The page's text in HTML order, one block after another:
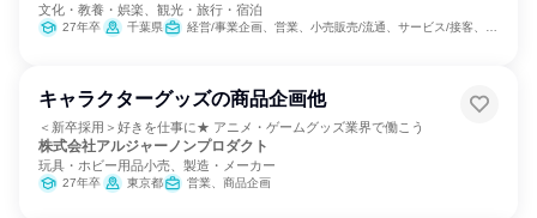
文化・教養・娯楽、観光・旅行・宿泊
27年卒 千葉県 経営/事業企画、営業、小売販売/流通、サービス/接客、SCM/生産管理/購買/物流、経理/税務/財務、人事、法務/知財、IT、組織運営管理・公務員・事務系職種、商品企画、マーケティング・広告・宣伝
キャラクターグッズの商品企画他
＜新卒採用＞好きを仕事に★ アニメ・ゲームグッズ業界で働こう
株式会社アルジャーノンプロダクト
玩具・ホビー用品小売、製造・メーカー
27年卒 東京都 営業、商品企画